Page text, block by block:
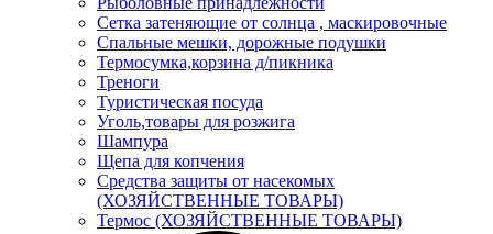
Сетка затеняющие от солнца , маскировочные
Спальные мешки, дорожные подушки
Термосумка,корзина д/пикника
Треноги
Туристическая посуда
Уголь,товары для розжига
Шампура
Щепа для копчения
Средства защиты от насекомых
(ХОЗЯЙСТВЕННЫЕ ТОВАРЫ)
Термос (ХОЗЯЙСТВЕННЫЕ ТОВАРЫ)